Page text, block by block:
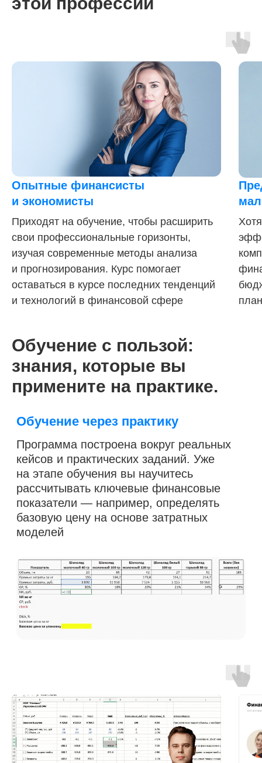
Опытные финансисты
и экономисты
Приходят на обучение, чтобы расширить
свои профессиональные горизонты,
изучая современные методы анализа
и прогнозирования. Курс помогает
оставаться в курсе последних тенденций
и технологий в финансовой сфере
Обучение с пользой:
знания, которые вы
примените на практике.
6 модулей за 3 месяца 25 практических заданий